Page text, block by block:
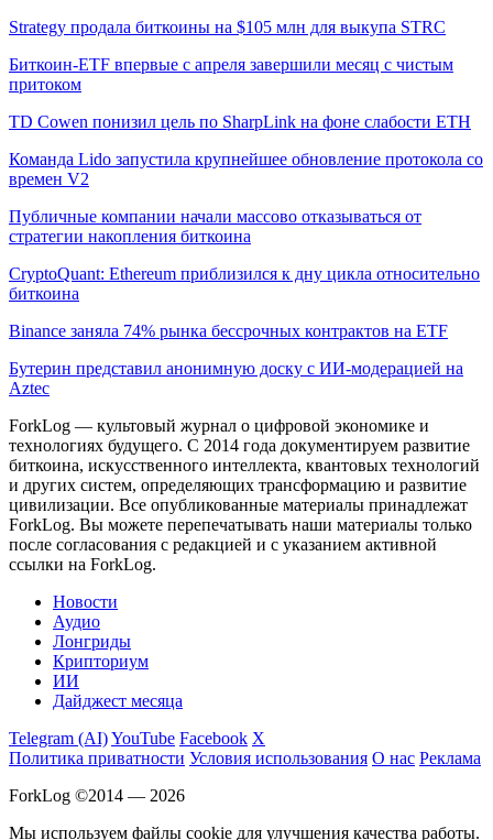
Strategy продала биткоины на $105 млн для выкупа STRC
Биткоин-ETF впервые с апреля завершили месяц с чистым
притоком
TD Cowen понизил цель по SharpLink на фоне слабости ETH
Команда Lido запустила крупнейшее обновление протокола со
времен V2
Публичные компании начали массово отказываться от
стратегии накопления биткоина
CryptoQuant: Ethereum приблизился к дну цикла относительно
биткоина
Binance заняла 74% рынка бессрочных контрактов на ETF
Бутерин представил анонимную доску с ИИ-модерацией на
Aztec
ForkLog — культовый журнал о цифровой экономике и
технологиях будущего. С 2014 года документируем развитие
биткоина, искусственного интеллекта, квантовых технологий
и других систем, определяющих трансформацию и развитие
цивилизации. Все опубликованные материалы принадлежат
ForkLog. Вы можете перепечатывать наши материалы только
после согласования с редакцией и с указанием активной
ссылки на ForkLog.
Новости
Аудио
Лонгриды
Крипториум
ИИ
Дайджест месяца
Telegram (AI)YouTube Facebook X
Политика приватности Условия использования О нас Реклама
ForkLog ©2014 — 2026
Мы используем файлы cookie для улучшения качества работы.